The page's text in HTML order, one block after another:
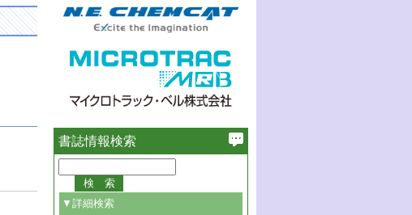
書誌情報検索
▼詳細検索